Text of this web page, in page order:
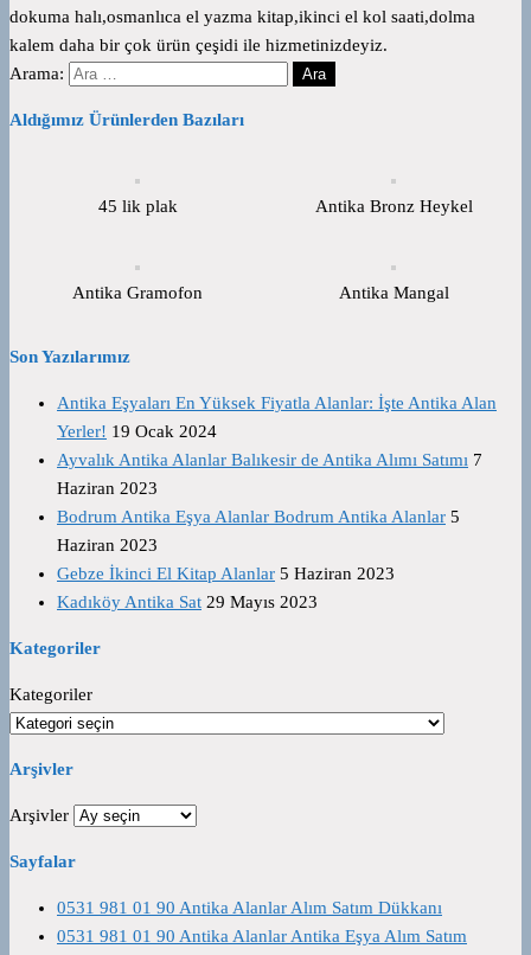
dokuma halı,osmanlıca el yazma kitap,ikinci el kol saati,dolma
kalem daha bir çok ürün çeşidi ile hizmetinizdeyiz.
Arama:
Aldığımız Ürünlerden Bazıları
45 lik plak Antika Bronz Heykel
Antika Gramofon Antika Mangal
Son Yazılarımız
Antika Eşyaları En Yüksek Fiyatla Alanlar: İşte Antika Alan
Yerler! 19 Ocak 2024
Ayvalık Antika Alanlar Balıkesir de Antika Alımı Satımı 7
Haziran 2023
Bodrum Antika Eşya Alanlar Bodrum Antika Alanlar 5
Haziran 2023
Gebze İkinci El Kitap Alanlar 5 Haziran 2023
Kadıköy Antika Sat 29 Mayıs 2023
Kategoriler
Kategoriler
Arşivler
Arşivler
Sayfalar
0531 981 01 90 Antika Alanlar Alım Satım Dükkanı
0531 981 01 90 Antika Alanlar Antika Eşya Alım Satım